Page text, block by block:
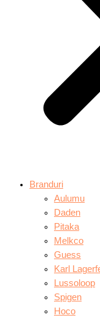
Branduri
Aulumu
Daden
Pitaka
Melkco
Guess
Karl
Lussoloop
Spigen
Hoco